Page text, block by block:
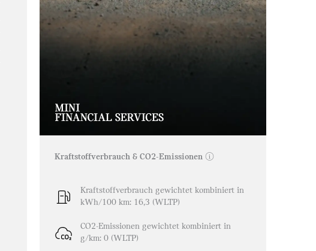
Kraftstoffverbrauch & CO2-Emissionenⓘ
Kraftstoffverbrauch gewichtet kombiniert in
kWh/100 km: 16,3 (WLTP)
CO2-Emissionen gewichtet kombiniert in
g/km: 0 (WLTP)